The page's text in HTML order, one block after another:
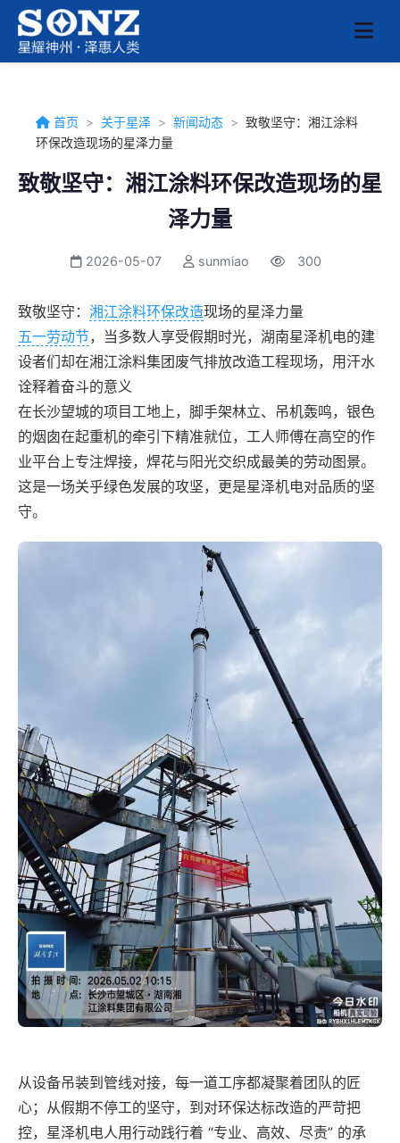
首页 > 关于星泽 > 新闻动态 > 致敬坚守：湘江涂料
环保改造现场的星泽力量
致敬坚守：湘江涂料环保改造现场的星
泽力量
2026-05-07 sunmiao 300
致敬坚守： 湘江涂料环保改造现场的星泽力量
五一劳动节，当多数人享受假期时光，湖南星泽机电的建
设者们却在湘江涂料集团废气排放改造工程现场，用汗水
诠释着奋斗的意义
在长沙望城的项目工地上，脚手架林立、吊机轰鸣，银色
的烟囱在起重机的牵引下精准就位，工人师傅在高空的作
业平台上专注焊接，焊花与阳光交织成最美的劳动图景。
这是一场关乎绿色发展的攻坚，更是星泽机电对品质的坚
守。
从设备吊装到管线对接，每一道工序都凝聚着团队的匠
心；从假期不停工的坚守，到对环保达标改造的严苛把
控，星泽机电人用行动践行着 “专业、高效、尽责” 的承